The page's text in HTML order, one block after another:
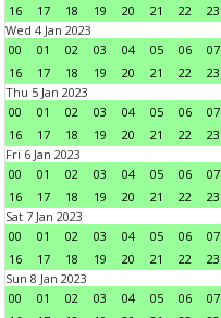
16
17 18 19 20 21 22
23
Wed 4 Jan 2023
00
01 02 03 04 05 06 07
16
17 18 19 20 21 22
23
Thu 5 Jan 2023
00
01 02 03 04 05 06 07
16
17 18 19 20 21 22
23
Fri 6 Jan 2023
00
01 02 03 04 05 06 07
16
17 18 19 20 21 22
23
Sat 7 Jan 2023
00
01 02 03 04 05 06 07
16
17 18 19 20 21 22
23
Sun 8 Jan 2023
00
01 02 03 04 05 06 07